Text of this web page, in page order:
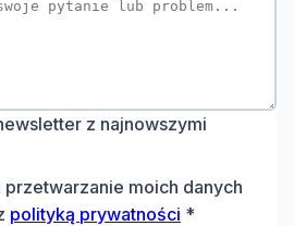
z najnowszymi
moich danych
polityką prywatności *